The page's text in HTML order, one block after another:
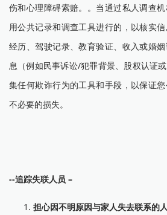
伤和心理障碍索赔。。当通过私人调查
用公共记录和调查工具进行的，以核实
经历、驾驶记录、教育验证、收入或婚
息（例如民事诉讼/犯罪背景、股权认证
集任何欺诈行为的工具和手段，以保证
不必要的损失。
--追踪失联人员 –
担心因不明原因与家人失去联系的